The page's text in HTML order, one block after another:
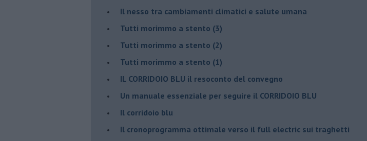
Il nesso tra cambiamenti climatici e salute umana
Tutti morimmo a stento (3)
Tutti morimmo a stento (2)
​Tutti morimmo a stento (1)
IL CORRIDOIO BLU il resoconto del convegno
Un manuale essenziale per seguire il CORRIDOIO BLU
Il corridoio blu
​Il cronoprogramma ottimale verso il full electric sui traghetti